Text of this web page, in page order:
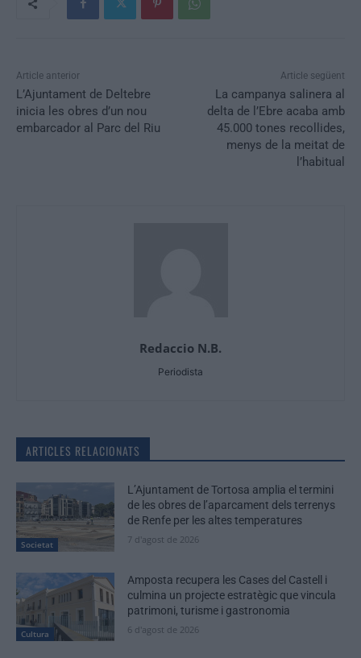
Article anterior
L’Ajuntament de Deltebre
inicia les obres d’un nou
embarcador al Parc del Riu
Article següent
La campanya salinera al
delta de l’Ebre acaba amb
45.000 tones recollides,
menys de la meitat de
l’habitual
Redaccio N.B.
Periodista
ARTICLES RELACIONATS
Societat
L’Ajuntament de Tortosa amplia el termini
de les obres de l’aparcament dels terrenys
de Renfe per les altes temperatures
7 d'agost de 2026
Cultura
Amposta recupera les Cases del Castell i
culmina un projecte estratègic que vincula
patrimoni, turisme i gastronomia
6 d'agost de 2026